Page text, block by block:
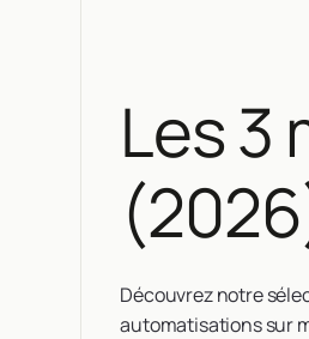
Les 3
Découvrez notre
automatisations sur